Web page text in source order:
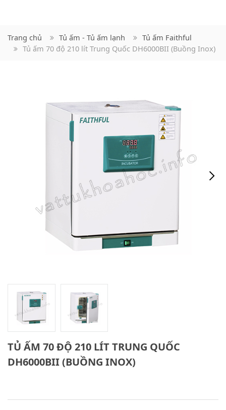
Trang chủ Tủ ấm - Tủ ấm lạnh
Tủ ấm Faithful
Tủ ấm 70 độ 210 lít Trung Quốc DH6000BII (Buồng Inox)
TỦ ẤM 70 ĐỘ 210 LÍT TRUNG QUỐC
DH6000BII (BUỒNG INOX)